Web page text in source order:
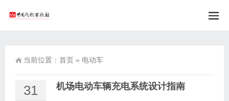
当前位置： 首页 » 电动车
31 机场电动车辆充电系统设计指南